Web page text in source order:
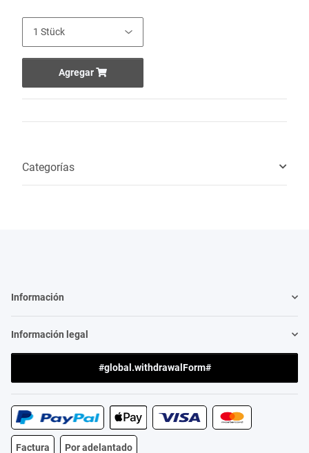
Agregar
Categorías
Información
Información legal
#global.withdrawalForm#
Factura Por adelantado